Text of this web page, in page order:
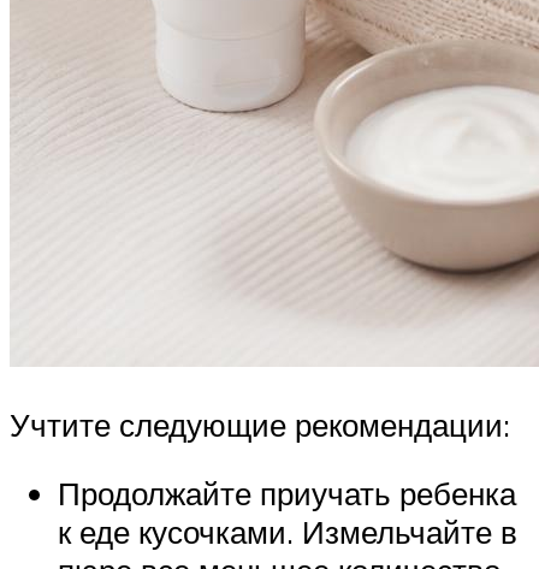
Учтите следующие рекомендации:
Продолжайте приучать ребенка
к еде кусочками. Измельчайте в